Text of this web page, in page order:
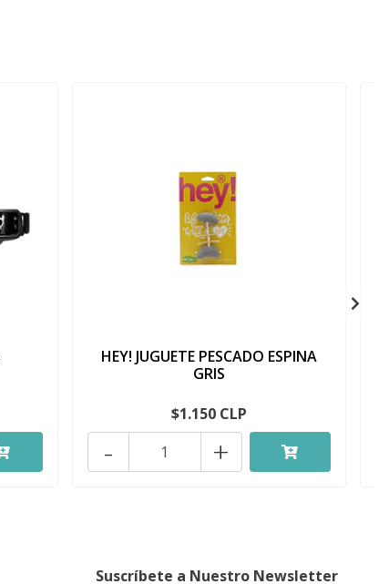
HEY! JUGUETE PESCADO ESPINA
GRIS
$1.150 CLP
+
-
Suscríbete a Nuestro Newsletter